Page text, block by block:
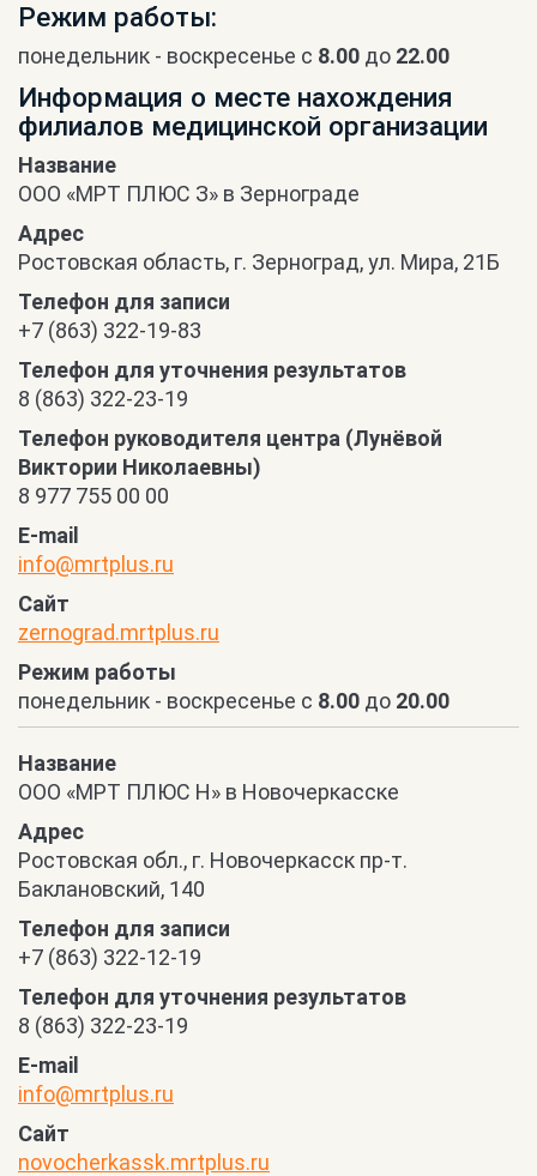
Режим работы:
понедельник - воскресенье с 8.00 до 22.00
Информация о месте нахождения
филиалов медицинской организации
Название
ООО «МРТ ПЛЮС З» в Зернограде
Адрес
Ростовская область, г. Зерноград, ул. Мира, 21Б
Телефон для записи
+7 (863) 322-19-83
Телефон для уточнения результатов
8 (863) 322-23-19
Телефон руководителя центра (Лунёвой
Виктории Николаевны)
8 977 755 00 00
E-mail
info@mrtplus.ru
Сайт
zernograd.mrtplus.ru
Режим работы
понедельник - воскресенье с 8.00 до 20.00
Название
ООО «МРТ ПЛЮС Н» в Новочеркасске
Адрес
Ростовская обл., г. Новочеркасск пр-т.
Баклановский, 140
Телефон для записи
+7 (863) 322-12-19
Телефон для уточнения результатов
8 (863) 322-23-19
E-mail
info@mrtplus.ru
Сайт
novocherkassk.mrtplus.ru